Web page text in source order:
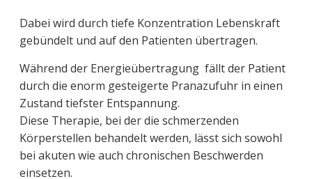
Dabei wird durch tiefe Konzentration Lebenskraft
gebündelt und auf den Patienten übertragen.
Während der Energieübertragung fällt der Patient
durch die enorm gesteigerte Pranazufuhr in einen
Zustand tiefster Entspannung.
Diese Therapie, bei der die schmerzenden
Körperstellen behandelt werden, lässt sich sowohl
bei akuten wie auch chronischen Beschwerden
einsetzen.